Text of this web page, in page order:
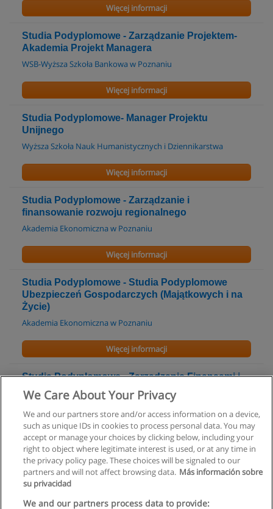
Więcej informacji
Studia Podyplomowe - Zarządzanie Projektem-
Akademia Projekt Managera
WSB-Wyższa Szkoła Bankowa w Poznaniu
Więcej informacji
Studia Podyplomowe- Manager Projektu
Unijnego
Wyższa Szkoła Nauk Humanistycznych i Dziennikarstwa
Więcej informacji
Studia Podyplomowe - Zarządzanie i
finansowanie rozwoju regionalnego
Akademia Ekonomiczna w Poznaniu
Więcej informacji
Studia Podyplomowe - Studia Podyplomowe
Ubezpieczeń Gospodarczych (Majątkowych i na
Życie)
Akademia Ekonomiczna w Poznaniu
Więcej informacji
Studia Podyplomowe - Zarządzanie Finansami i
Strategia Przedsiębiorstwa
Więcej informacji
Regulamin
We Care About Your Privacy
We and our partners store and/or access information on a device,
such as unique IDs in cookies to process personal data. You may
accept or manage your choices by clicking below, including your
right to object where legitimate interest is used, or at any time in
the privacy policy page. These choices will be signaled to our
partners and will not affect browsing data. Más información sobre
su privacidad
We and our partners process data to provide: